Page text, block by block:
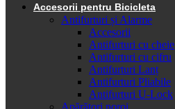
Accesorii pentru Bicicleta
Antifurturi și Alarme
Accesorii
Antifurturi cu cheie
Antifurturi cu cifru
Antifurturi Lanț
Antifurturi Pliabile
Antifurturi U-Lock
Apărători noroi